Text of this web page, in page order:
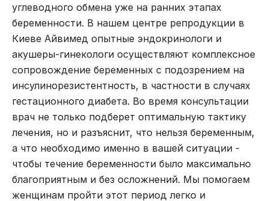
углеводного обмена уже на ранних этапах
беременности. В нашем центре репродукции в
Киеве Айвимед опытные эндокринологи и
акушеры-гинекологи осуществляют комплексное
сопровождение беременных с подозрением на
инсулинорезистентность, в частности в случаях
гестационного диабета. Во время консультации
врач не только подберет оптимальную тактику
лечения, но и разъяснит, что нельзя беременным,
а что необходимо именно в вашей ситуации -
чтобы течение беременности было максимально
благоприятным и без осложнений. Мы помогаем
женщинам пройти этот период легко и